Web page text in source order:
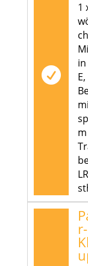

1
m